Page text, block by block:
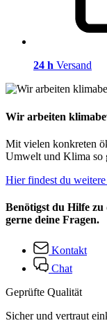
24 h Versand
Wir arbeiten
Mit vielen konkreten
Umwelt und Klima so
Hier findest du
Benötigst du Hilfe
gerne deine Fragen.
Kontakt
Chat
Geprüfte Qualität
Sicher und vertraut